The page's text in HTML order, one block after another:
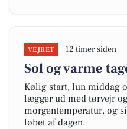
VEJRET 12 timer siden
Sol og varme
Kølig start, lun middag
lægger ud med tørvejr
morgentemperatur, og
løbet af dagen.